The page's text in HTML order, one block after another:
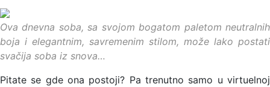
Ova dnevna soba, sa svojom bogatom paletom neutralnih
boja i elegantnim, savremenim stilom, može lako postati
svačija soba iz snova…
Pitate se gde ona postoji? Pa trenutno samo u virtuelnoj